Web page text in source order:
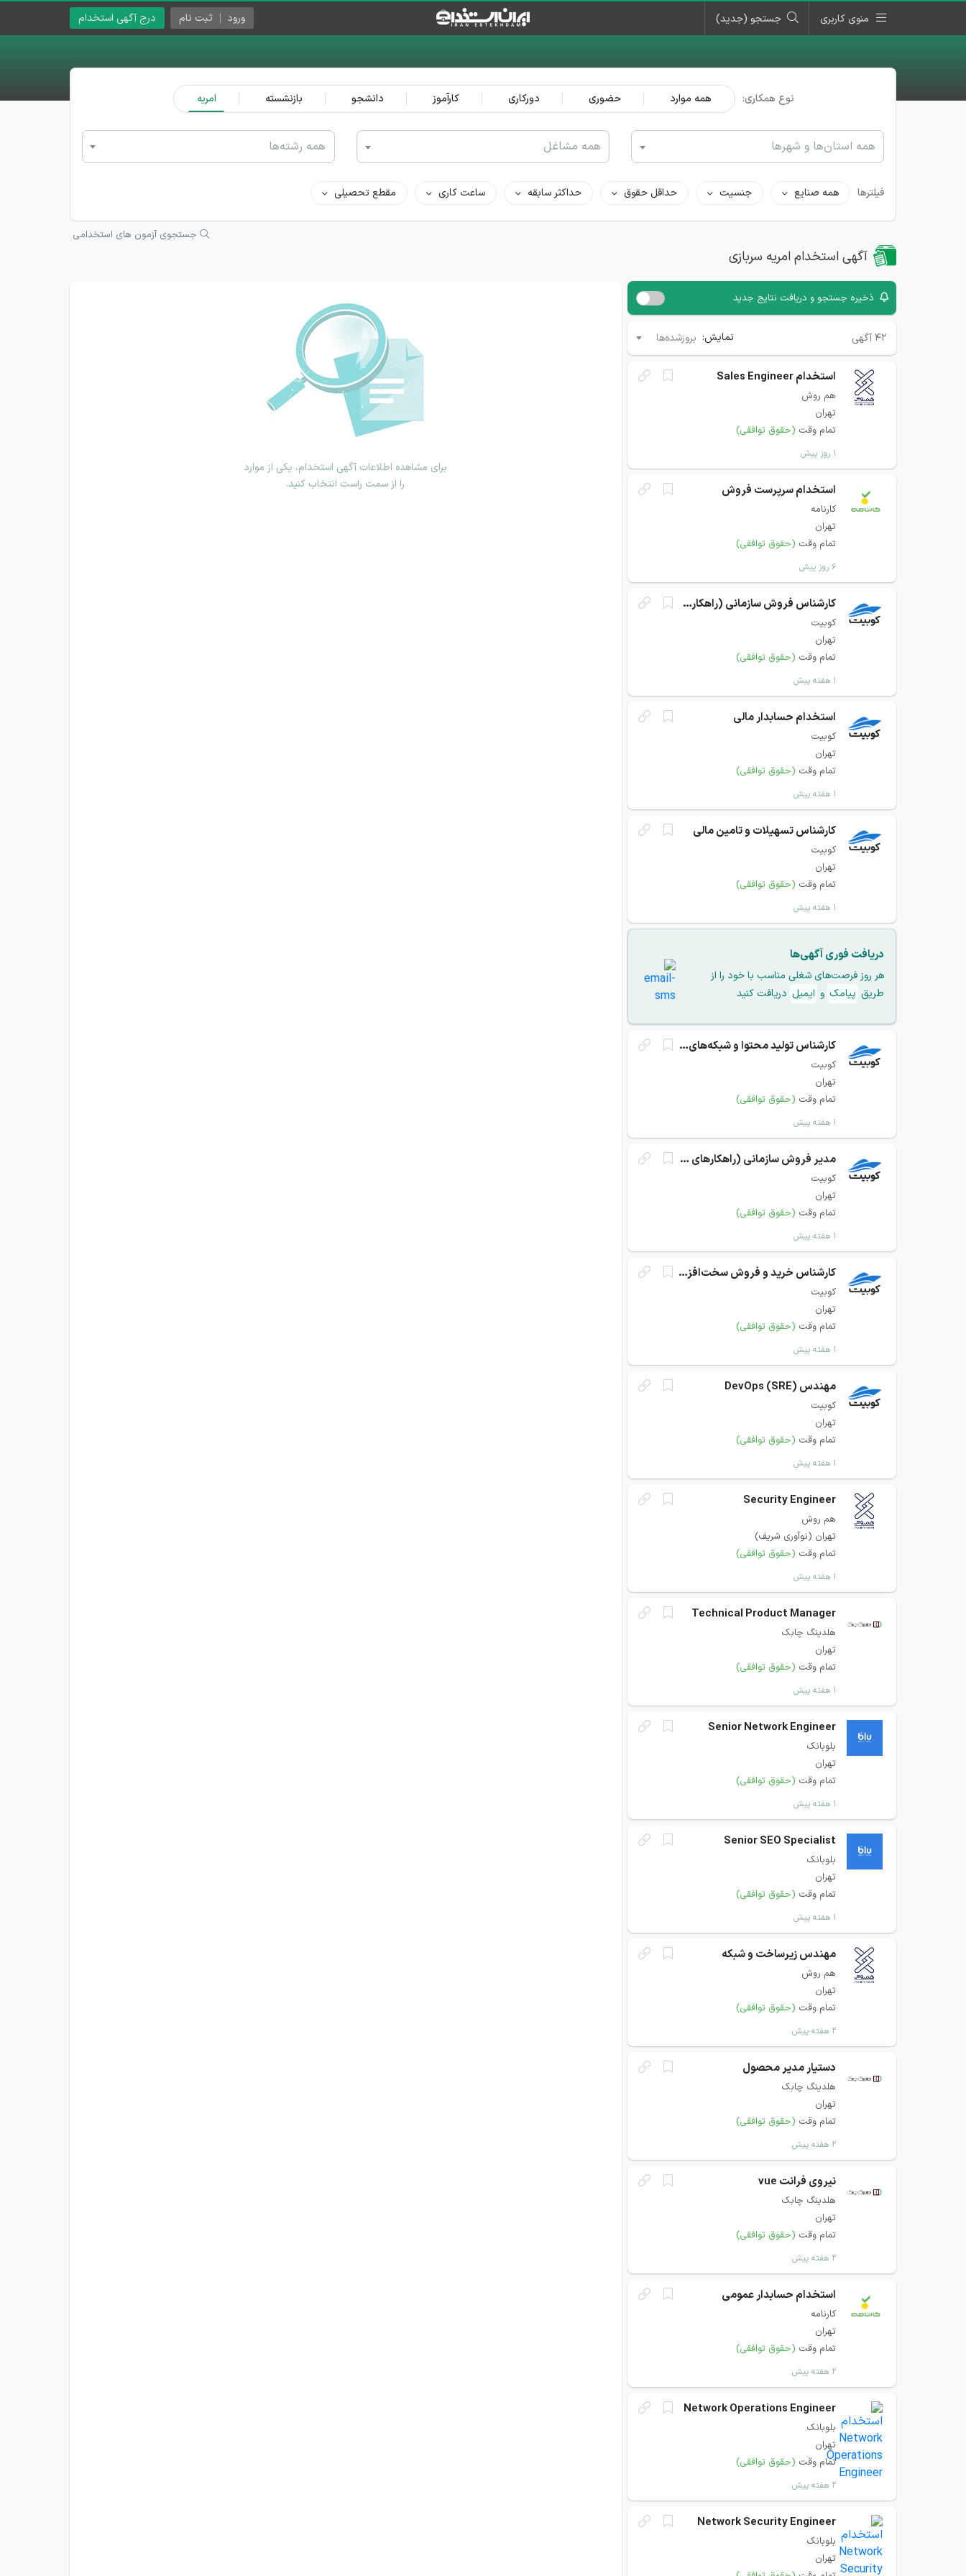
منوی کاربری جستجو (جدید) درج آگهی استخدام ورود ثبت نام
نوع همکاری: همه موارد حضوری دورکاری کارآموز دانشجو بازنشسته امریه
همه استان‌ها و شهرها همه مشاغل همه رشته‌ها
فیلترها همه صنایع جنسیت حداقل حقوق حداکثر سابقه ساعت کاری مقطع تحصیلی
جستجوی آزمون های استخدامی
آگهی استخدام امریه سربازی
ذخیره جستجو و دریافت نتایج جدید
۴۲ آگهی نمایش: بروزشده‌ها
استخدام Sales Engineer
هم روش
تهران
تمام وقت (حقوق توافقی)
۱ روز پیش
استخدام سرپرست فروش
کارنامه
تهران
تمام وقت (حقوق توافقی)
۶ روز پیش
کارشناس فروش سازمانی (راهکار‌های ابری)
کوبیت
تهران
تمام وقت (حقوق توافقی)
۱ هفته پیش
استخدام حسابدار مالی
کوبیت
تهران
تمام وقت (حقوق توافقی)
۱ هفته پیش
کارشناس تسهیلات و تامین مالی
کوبیت
تهران
تمام وقت (حقوق توافقی)
۱ هفته پیش
دریافت فوری آگهی‌ها
هر روز فرصت‌های شغلی مناسب با خود را از
طریق پیامک و ایمیل دریافت کنید
کارشناس تولید محتوا و شبکه‌های اجتماعی
کوبیت
تهران
تمام وقت (حقوق توافقی)
۱ هفته پیش
مدیر فروش سازمانی (راهکار‌های ابری)
کوبیت
تهران
تمام وقت (حقوق توافقی)
۱ هفته پیش
کارشناس خرید و فروش سخت‌افزار (سرور و شبکه)
کوبیت
تهران
تمام وقت (حقوق توافقی)
۱ هفته پیش
مهندس DevOps (SRE)
کوبیت
تهران
تمام وقت (حقوق توافقی)
۱ هفته پیش
Security Engineer
هم روش
تهران (نوآوری شریف)
تمام وقت (حقوق توافقی)
۱ هفته پیش
Technical Product Manager
هلدینگ چابک
تهران
تمام وقت (حقوق توافقی)
۱ هفته پیش
Senior Network Engineer
بلوبانک
تهران
تمام وقت (حقوق توافقی)
۱ هفته پیش
Senior SEO Specialist
بلوبانک
تهران
تمام وقت (حقوق توافقی)
۱ هفته پیش
مهندس زیرساخت و شبکه
هم روش
تهران
تمام وقت (حقوق توافقی)
۲ هفته پیش
دستیار مدیر محصول
هلدینگ چابک
تهران
تمام وقت (حقوق توافقی)
۲ هفته پیش
نیروی فرانت vue
هلدینگ چابک
تهران
تمام وقت (حقوق توافقی)
۲ هفته پیش
استخدام حسابدار عمومی
کارنامه
تهران
تمام وقت (حقوق توافقی)
۲ هفته پیش
Network Operations Engineer
بلوبانک
تهران
تمام وقت (حقوق توافقی)
۲ هفته پیش
Network Security Engineer
بلوبانک
تهران
برای مشاهده اطلاعات آگهی استخدام، یکی از موارد
را از سمت راست انتخاب کنید.